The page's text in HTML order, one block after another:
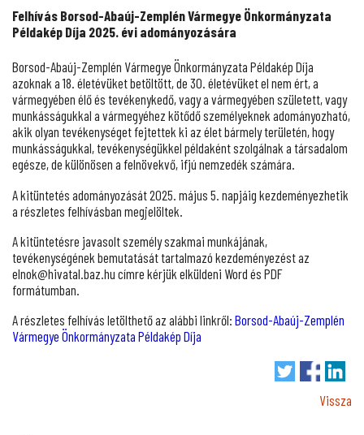
Felhívás Borsod-Abaúj-Zemplén Vármegye Önkormányzata
Példakép Díja 2025. évi adományozására
Borsod-Abaúj-Zemplén Vármegye Önkormányzata Példakép Díja
azoknak a 18. életévüket betöltött, de 30. életévüket el nem ért, a
vármegyében élő és tevékenykedő, vagy a vármegyében született, vagy
munkásságukkal a vármegyéhez kötődő személyeknek adományozható,
akik olyan tevékenységet fejtettek ki az élet bármely területén, hogy
munkásságukkal, tevékenységükkel példaként szolgálnak a társadalom
egésze, de különösen a felnövekvő, ifjú nemzedék számára.
A kitüntetés adományozását 2025. május 5. napjáig kezdeményezhetik
a részletes felhívásban megjelöltek.
A kitüntetésre javasolt személy szakmai munkájának,
tevékenységének bemutatását tartalmazó kezdeményezést az
elnok@hivatal.baz.hu címre kérjük elküldeni Word és PDF
formátumban.
A részletes felhívás letölthető az alábbi linkről: Borsod-Abaúj-Zemplén
Vármegye Önkormányzata Példakép Díja
Vissza